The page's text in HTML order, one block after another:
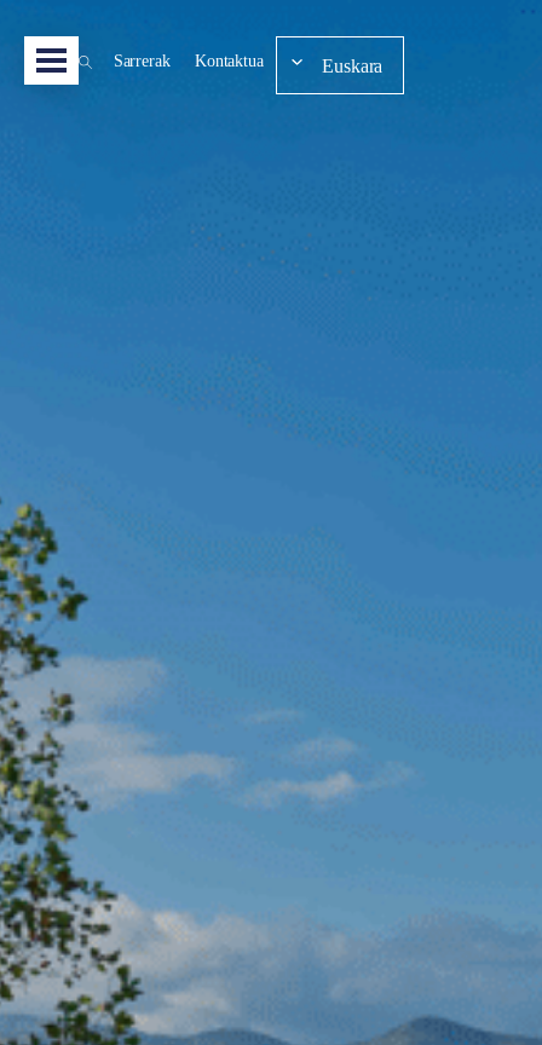
Sarrerak Kontaktua Euskara